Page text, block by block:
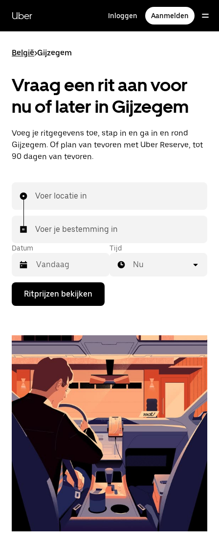
naar
hoofdinhoud
Uber Inloggen Aanmelden
België>Gijzegem
Vraag een rit aan voor
nu of later in Gijzegem
Voeg je ritgegevens toe, stap in en ga in en rond
Gijzegem. Of plan van tevoren met Uber Reserve, tot
90 dagen van tevoren.
Voer locatie in
Voer je bestemming in
Datum
Druk
de
de
te
openen
een
datum
te
selecteren.
Druk
Escape
agenda
te
sluiten.
Tijd
Nu
Ritprijzen bekijken